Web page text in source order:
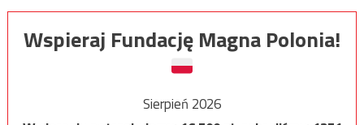
Wspieraj Fundację Magna Polonia!
Sierpień 2026